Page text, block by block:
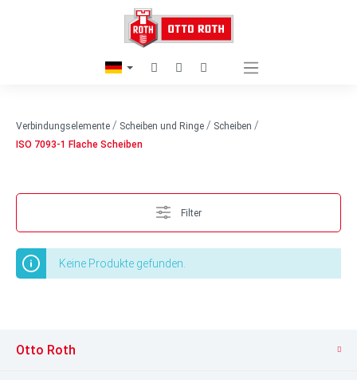
Verbindungselemente / Scheiben und Ringe / Scheiben /
ISO 7093-1 Flache Scheiben
Filter
Keine Produkte gefunden.
Otto Roth